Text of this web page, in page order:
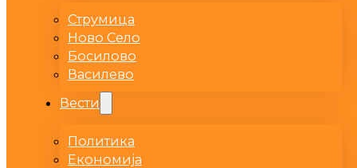
Струмица
Ново Село
Босилово
Василево
Вести
Политика
Економија